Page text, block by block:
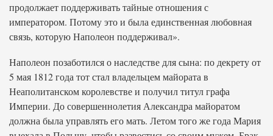
продолжает поддерживать тайные отношения с
императором. Потому это и была единственная любовная
связь, которую Наполеон поддерживал».
Наполеон позаботился о наследстве для сына: по декрету от
5 мая 1812 года тот стал владельцем майората в
Неаполитанском королевстве и получил титул графа
Империи. До совершеннолетия Александра майоратом
должна была управлять его мать. Летом того же года Мария